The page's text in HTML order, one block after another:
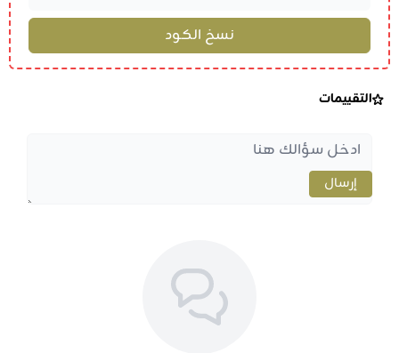
التقييمات
إرسال